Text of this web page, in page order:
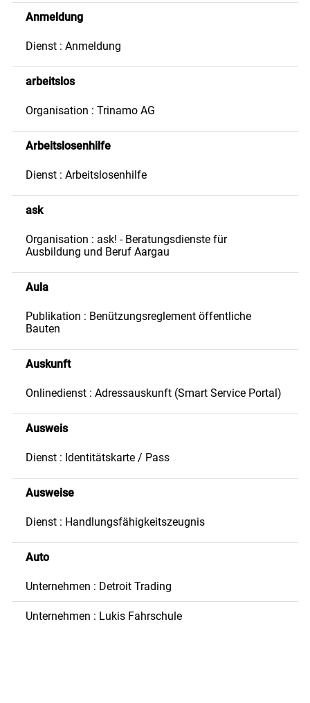
Anmeldung
Dienst : Anmeldung
arbeitslos
Organisation : Trinamo AG
Arbeitslosenhilfe
Dienst : Arbeitslosenhilfe
ask
Organisation : ask! - Beratungsdienste für
Ausbildung und Beruf Aargau
Aula
Publikation : Benützungsreglement öffentliche
Bauten
Auskunft
Onlinedienst : Adressauskunft (Smart Service Portal)
Ausweis
Dienst : Identitätskarte / Pass
Ausweise
Dienst : Handlungsfähigkeitszeugnis
Auto
Unternehmen : Detroit Trading
Unternehmen : Lukis Fahrschule